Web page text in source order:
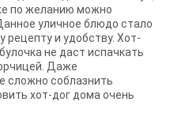
по желанию можно
уличное блюдо стало
рецепту и удобству. Хот-
не даст испачкать
Даже
сложно соблазнить
хот-дог дома очень